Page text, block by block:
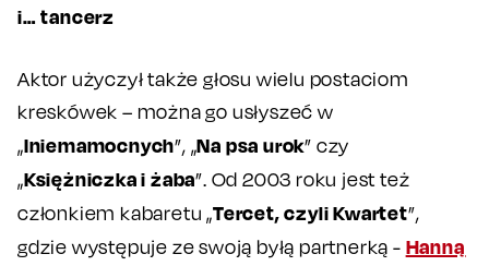
i… tancerz
Aktor użyczył także głosu wielu postaciom
kreskówek – można go usłyszeć w
„Iniemamocnych”, „Na psa urok” czy
„Księżniczka i żaba”. Od 2003 roku jest też
członkiem kabaretu „Tercet, czyli Kwartet”,
gdzie występuje ze swoją byłą partnerką - Hanną